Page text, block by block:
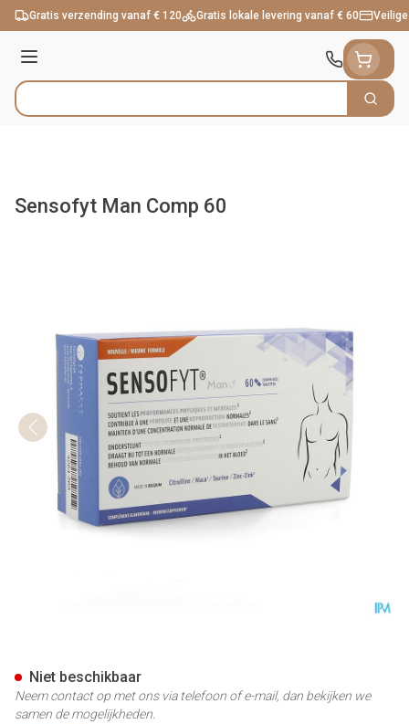
Ga naar de inhoud
Gratis verzending vanaf € 120 Gratis lokale levering vanaf € 60
Menu
Product, merk, categorie... Zoek
Sensofyt Man Comp 60
Niet beschikbaar
Neem contact op met ons via telefoon of e-mail, dan bekijken we
samen de mogelijkheden.